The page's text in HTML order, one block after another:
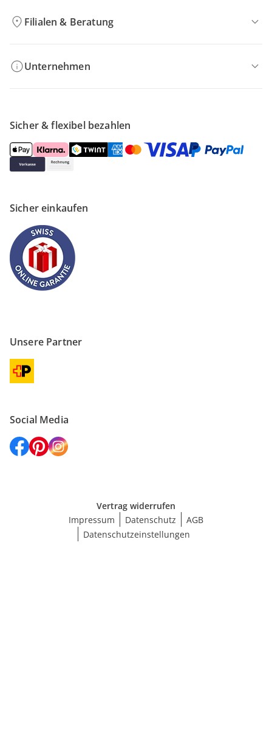
Filialen & Beratung
Unternehmen
Sicher & flexibel bezahlen
Sicher einkaufen
Unsere Partner
Social Media
Vertrag widerrufen
Impressum
Datenschutz
AGB
Datenschutzeinstellungen